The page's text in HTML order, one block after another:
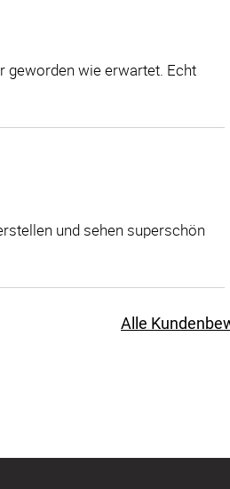
geworden wie erwartet. Echt
und sehen superschön
Alle